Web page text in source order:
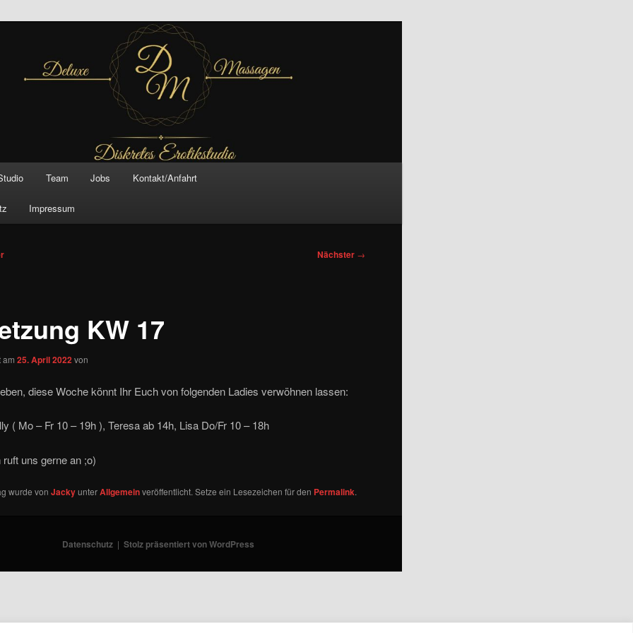
Massagen And
Team Jobs Kontakt/Anfahrt
Impressum
Nächster →
KW 17
am25. April 2022 von
diese Woche könnt Ihr Euch von folgenden Ladies verwöhnen lassen:
( Mo – Fr 10 – 19h ), Teresa ab 14h, Lisa Do/Fr 10 – 18h
ruft uns gerne an ;o)
wurde vonJackyunterAllgemeinveröffentlicht. Setze ein Lesezeichen für den Permalink.
Datenschutz Stolz präsentiert von WordPress